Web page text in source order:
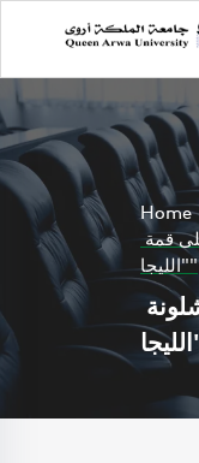
Home
"الليجا"